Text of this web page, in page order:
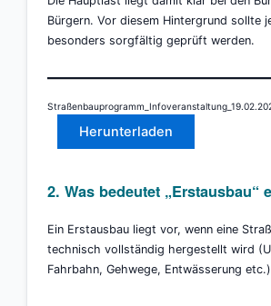
Bürgern. Vor diesem Hintergrund sollte
besonders sorgfältig geprüft werden.
Herunterladen
2. Was bedeutet „Erstausbau“
Ein Erstausbau liegt vor, wenn eine
technisch vollständig hergestellt wird
Fahrbahn, Gehwege, Entwässerung